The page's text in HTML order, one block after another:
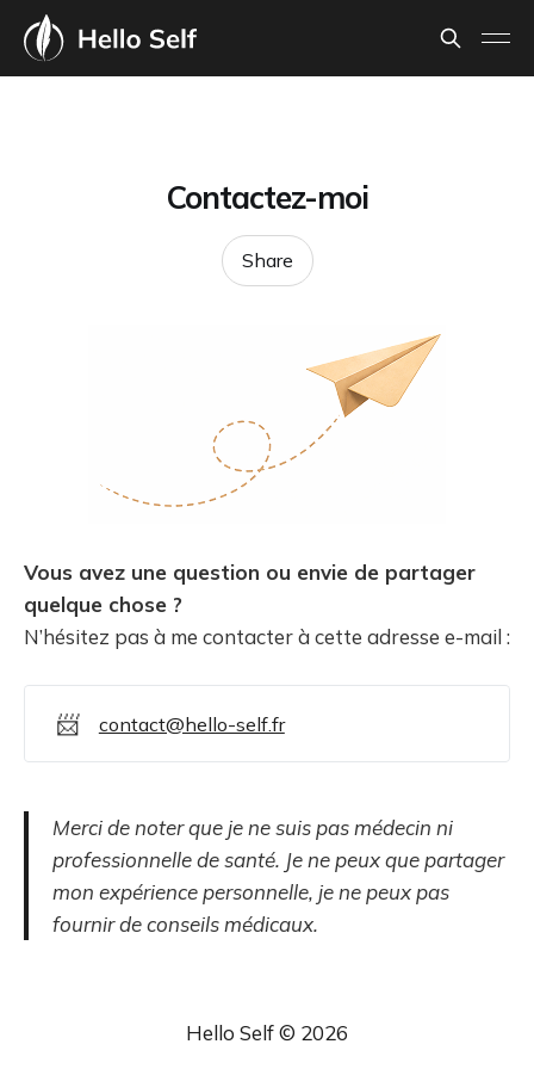
Contactez-moi
Share
Vous avez une question ou envie de partager
quelque chose ?
N’hésitez pas à me contacter à cette adresse e-mail :
📨 contact@hello-self.fr
Merci de noter que je ne suis pas médecin ni
professionnelle de santé. Je ne peux que partager
mon expérience personnelle, je ne peux pas
fournir de conseils médicaux.
Hello Self © 2026